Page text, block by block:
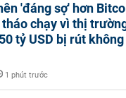
'đáng sợ' hơn
chạy vì thị
tỷ USD bị rút
1 phút trước